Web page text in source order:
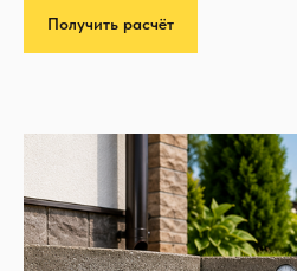
Получить расчёт